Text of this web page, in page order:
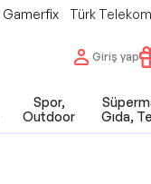
Gamerfix Türk
Giriş yap
Spor,
Outdoor
Gıda,